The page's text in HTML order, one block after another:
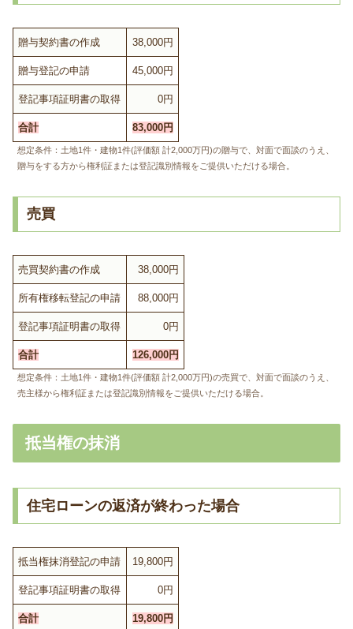
贈与契約書の作成 38,000円
贈与登記の申請 45,000円
登記事項証明書の取得 0円
合計 83,000円
想定条件：土地1件・建物1件(評価額 計2,000万円)の贈与で、対面で面談のうえ、
贈与をする方から権利証または登記識別情報をご提供いただける場合。
売買
売買契約書の作成 38,000円
所有権移転登記の申請 88,000円
登記事項証明書の取得 0円
合計 126,000円
想定条件：土地1件・建物1件(評価額 計2,000万円)の売買で、対面で面談のうえ、
売主様から権利証または登記識別情報をご提供いただける場合。
抵当権の抹消
住宅ローンの返済が終わった場合
抵当権抹消登記の申請 19,800円
登記事項証明書の取得 0円
合計 19,800円